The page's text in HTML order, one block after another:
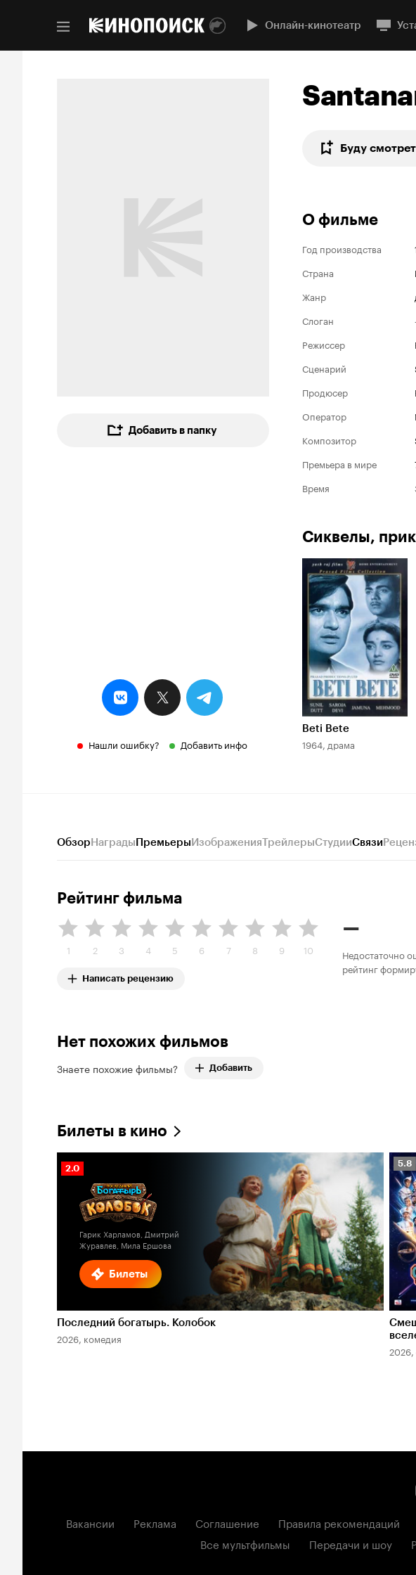
Онлайн-кинотеатр
Добавить в папку
Нашли ошибку? Добавить инфо
Буду
О фильме
Год производства
Страна
Жанр
Слоган
Режиссер
Сценарий
Продюсер
Оператор
Композитор
Премьера в мире
Время
Сиквелы,
Beti Bete
1964, драма
ОбзорНаградыПремьерыИзображенияТрейлерыСтудииСвязи
Рейтинг фильма
1 2 3 4 5 6 7 8 9 10
Написать рецензию
–
Недостаточно
рейтинг
Нет похожих фильмов
Знаете похожие фильмы? Добавить
Билеты в кино
Билеты
Рейтинг
Кинопоиска
2.0
Гарик Харламов, Дмитрий
Журавлев, Мила Ершова
Последний богатырь. Колобок
2026, комедия
5.8
5.8
2026,
Вакансии Реклама Соглашение Правила рекомендаций
Все мультфильмы
Передачи и шоу